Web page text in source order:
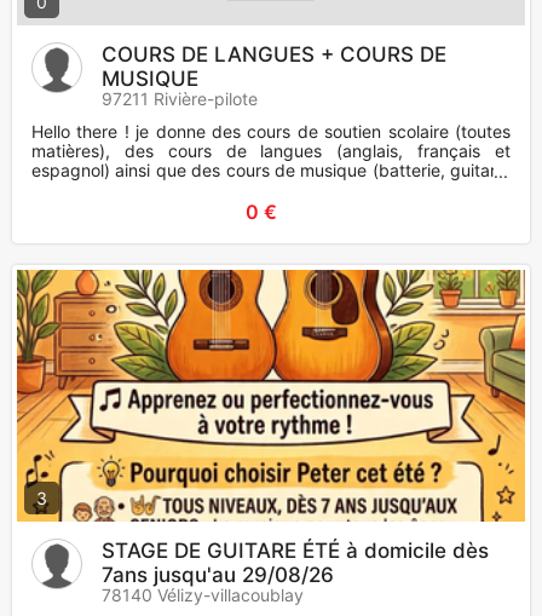
COURS DE LANGUES + COURS DE
MUSIQUE
97211 Rivière-pilote
Hello there ! je donne des cours de soutien scolaire (toutes
matières), des cours de langues (anglais, français et
espagnol) ainsi que des cours de musique (batterie, guitare,
0 €
3
STAGE DE GUITARE ÉTÉ à domicile dès
7ans jusqu'au 29/08/26
78140 Vélizy-villacoublay